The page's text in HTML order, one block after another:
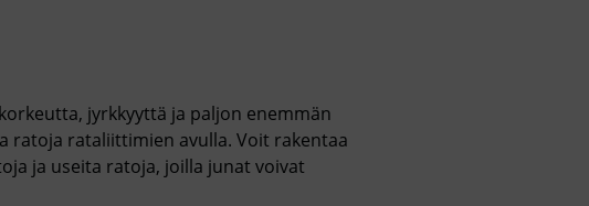
jyrkkyyttä ja paljon enemmän
ratoja rataliittimien avulla. Voit rakentaa
ja useita ratoja, joilla junat voivat